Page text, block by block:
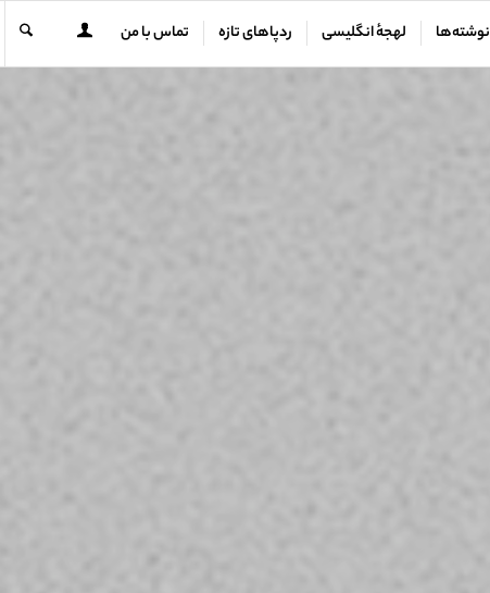
نوشته‌ها لهجهٔ انگلیسی ردپاهای تازه تماس با من